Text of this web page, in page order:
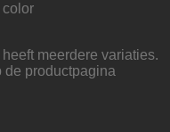
color
heeft meerdere variaties.
de productpagina